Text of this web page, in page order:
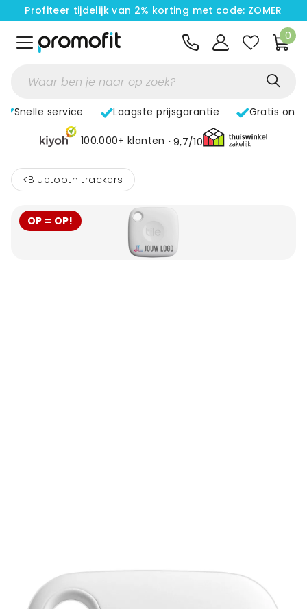
Profiteer tijdelijk van 2% korting met code: ZOMER
0
Snelle service Laagste prijsgarantie Gratis
100.000+ klanten 9,7/10
< Bluetooth trackers
OP = OP!